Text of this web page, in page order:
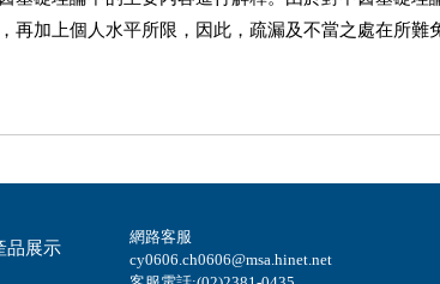
再加上個人水平所限，因此，疏漏及不當之處在所難
品展示
網路客服
cy0606.ch0606@msa.hinet.net